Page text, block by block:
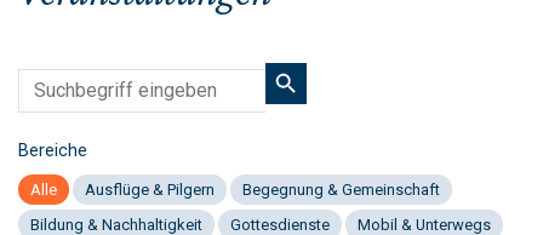
Bereiche
Alle Ausflüge & Pilgern
Begegnung & Gemeinschaft
Bildung & Nachhaltigkeit
Gottesdienste
Mobil & Unterwegs